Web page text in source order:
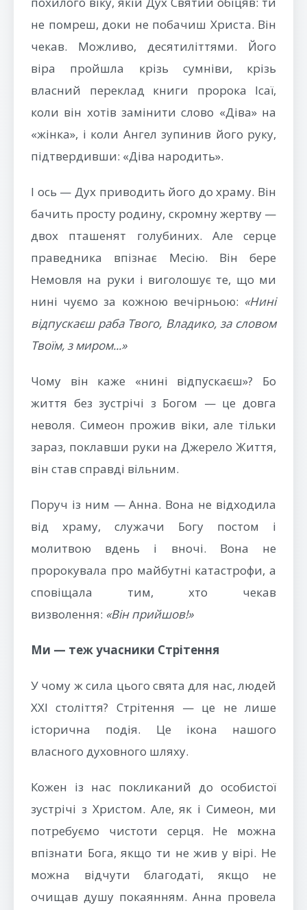
не помреш, доки не побачиш Христа. Він
чекав. Можливо, десятиліттями. Його
віра пройшла крізь сумніви, крізь
власний переклад книги пророка Ісаї,
коли він хотів замінити слово «Діва» на
«жінка», і коли Ангел зупинив його руку,
підтвердивши: «Діва народить».
І ось — Дух приводить його до храму. Він
бачить просту родину, скромну жертву —
двох пташенят голубиних. Але серце
праведника впізнає Месію. Він бере
Немовля на руки і виголошує те, що ми
нині чуємо за кожною вечірньою: «Нині
відпускаєш раба Твого, Владико, за словом
Твоїм, з миром...»
Чому він каже «нині відпускаєш»? Бо
життя без зустрічі з Богом — це довга
неволя. Симеон прожив віки, але тільки
зараз, поклавши руки на Джерело Життя,
він став справді вільним.
Поруч із ним — Анна. Вона не відходила
від храму, служачи Богу постом і
молитвою вдень і вночі. Вона не
пророкувала про майбутні катастрофи, а
сповіщала тим, хто чекав
визволення: «Він прийшов!»
Ми — теж учасники Стрітення
У чому ж сила цього свята для нас, людей
XXI століття? Стрітення — це не лише
історична подія. Це ікона нашого
власного духовного шляху.
Кожен із нас покликаний до особистої
зустрічі з Христом. Але, як і Симеон, ми
потребуємо чистоти серця. Не можна
впізнати Бога, якщо ти не жив у вірі. Не
можна відчути благодаті, якщо не
очищав душу покаянням. Анна провела